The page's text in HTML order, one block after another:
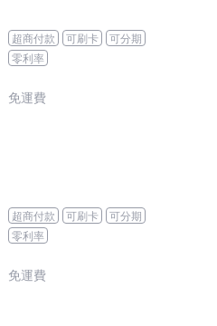
超商付款 可刷卡
可分期
零利率
免運費
超商付款 可刷卡
可分期
零利率
免運費